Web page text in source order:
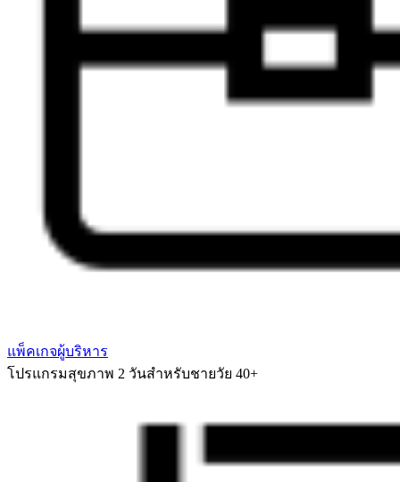
แพ็คเกจผู้บริหาร
โปรแกรมสุขภาพ 2 วันสำหรับชายวัย 40+